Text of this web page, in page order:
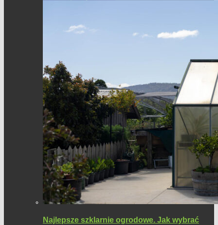
Najlepsze szklarnie ogrodowe. Jak wybrać